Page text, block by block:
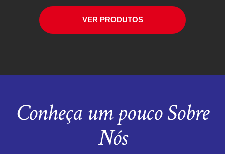
VER PRODUTOS
Conheça um pouco Sobre
Nós